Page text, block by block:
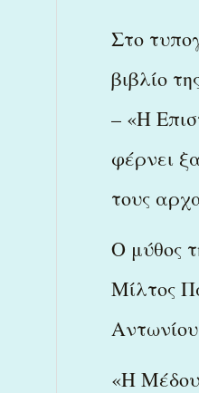
Στο
βιβλίο
– «Η
φέρνει
τους
Ο μύθος
Μίλτος
Αντωνίου
«Η